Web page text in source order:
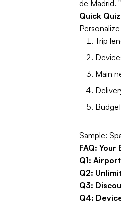
de Madrid.
Quick
Trip
Main
Sample:
FAQ:
Q1:
Q2:
Q3:
Q4: